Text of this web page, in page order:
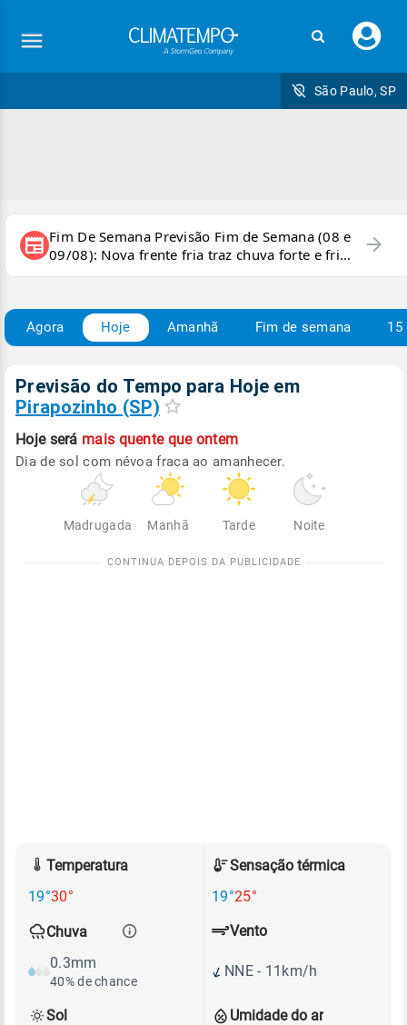
seu
São Paulo, SP
newspaper Fim De Semana Previsão Fim de Semana (08 e
09/08): Nova frente fria traz chuva forte e frio
para áreas do país
arrow_forward
Agora Hoje Amanhã Fim de semana 15
Previsão do Tempo para Hoje em
Pirapozinho (SP)
Hoje será mais quente que ontem
Dia de sol com névoa fraca ao amanhecer.
Madrugada Manhã Tarde Noite
Temperatura
19°30°
Sensação térmica
19°25°
Chuva
0.3mm
40% de chance
Umidade do ar
Vento
NNE - 11km/h
Sol